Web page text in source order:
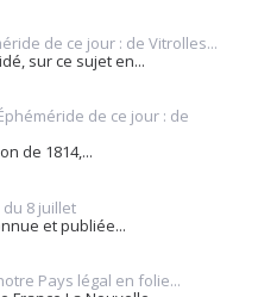
de ce jour : de Vitrolles...
sur ce sujet en...
de ce jour : de
de 1814,...
8 juillet
et publiée...
Pays légal en folie...